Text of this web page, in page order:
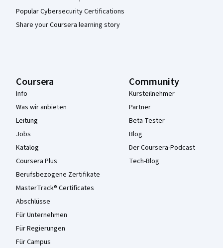
Popular Cybersecurity Certifications
Share your Coursera learning story
Coursera
Info
Was wir anbieten
Leitung
Jobs
Katalog
Coursera Plus
Berufsbezogene Zertifikate
MasterTrack® Certificates
Abschlüsse
Für Unternehmen
Für Regierungen
Für Campus
Community
Kursteilnehmer
Partner
Beta-Tester
Blog
Der Coursera-Podcast
Tech-Blog